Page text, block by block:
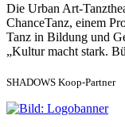
Die Urban Art-
ChanceTanz, einem
Tanz in Bildung und
„Kultur macht stark.
SHADOWS Koop-Partner